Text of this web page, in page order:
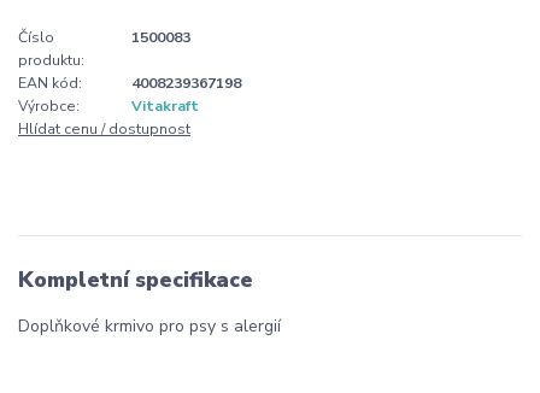
Číslo
produktu:
1500083
EAN kód:
4008239367198
Výrobce:
Vitakraft
Hlídat cenu / dostupnost
Kompletní specifikace
Doplňkové krmivo pro psy s alergií